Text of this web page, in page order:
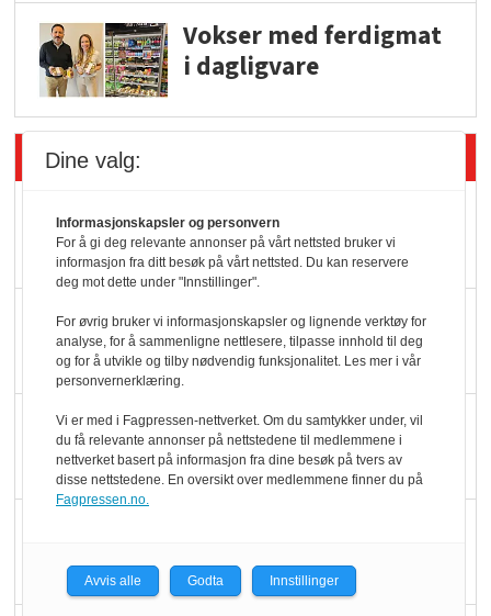
Vokser med ferdigmat
i dagligvare
Siste artikler - Butikk i praksis
Rema-flaggskip
dundrer videre
Slik opprettholdes
ølsalget
Færre varer, men fulle
hyller
Dine valg:
Informasjonskapsler og personvern
For å gi deg relevante annonser på vårt nettsted bruker vi
informasjon fra ditt besøk på vårt nettsted. Du kan reservere
deg mot dette under "Innstillinger".
For øvrig bruker vi informasjonskapsler og lignende verktøy for
analyse, for å sammenligne nettlesere, tilpasse innhold til deg
og for å utvikle og tilby nødvendig funksjonalitet. Les mer i vår
personvernerklæring.
Vi er med i Fagpressen-nettverket. Om du samtykker under, vil
du få relevante annonser på nettstedene til medlemmene i
nettverket basert på informasjon fra dine besøk på tvers av
disse nettstedene. En oversikt over medlemmene finner du på
Fagpressen.no.
Avvis alle Godta Innstillinger